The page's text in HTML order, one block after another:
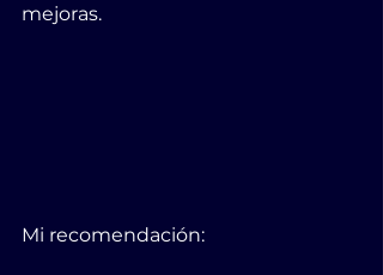
mejoras.
Mi recomendación: